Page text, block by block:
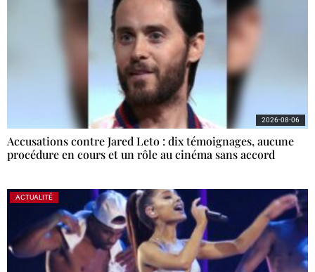
Accusations contre Jared Leto : dix témoignages, aucune
procédure en cours et un rôle au cinéma sans accord
2026-08-06
ACTUALITÉ